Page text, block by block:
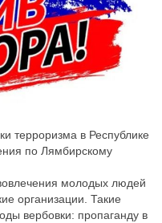
терроризма в Республике
по Лямбирскому
молодых людей
организации. Такие
вербовки: пропаганду в